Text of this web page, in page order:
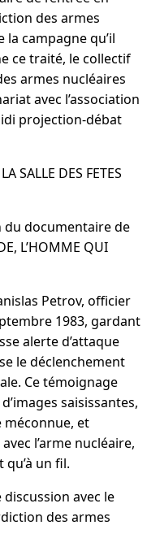
des armes
la campagne qu’il
ce traité, le collectif
armes nucléaires
avec l’association
projection-débat
SALLE DES FETES
du documentaire de
L’HOMME QUI
Petrov, officier
1983, gardant
alerte d’attaque
le déclenchement
Ce témoignage
saisissantes,
et
l’arme nucléaire,
un fil.
discussion avec le
des armes